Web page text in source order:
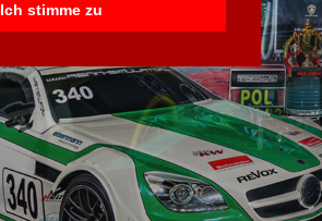
Ich stimme zu